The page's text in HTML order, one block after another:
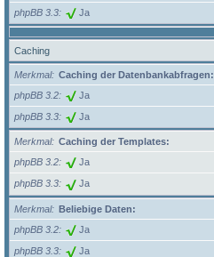
phpBB 3.3 Ja
Caching
Merkmal
Caching der Datenbankabfragen:
phpBB 3.2
Ja
phpBB 3.3 Ja
Merkmal
Caching der Templates:
phpBB 3.2
Ja
phpBB 3.3 Ja
Merkmal
Beliebige Daten:
phpBB 3.2
Ja
phpBB 3.3 Ja